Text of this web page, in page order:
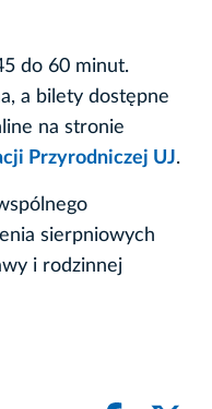
do 60 minut.
a bilety dostępne
na stronie
Przyrodniczej UJ.
sierpniowych
i rodzinnej